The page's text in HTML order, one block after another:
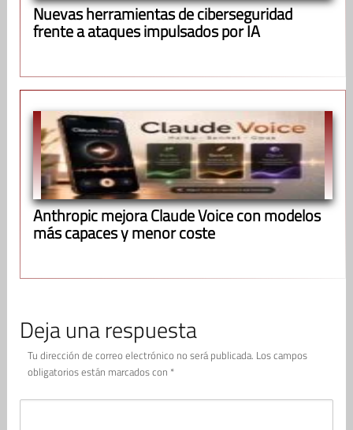
Nuevas herramientas de ciberseguridad
frente a ataques impulsados por IA
Anthropic mejora Claude Voice con modelos
más capaces y menor coste
Deja una respuesta
Tu dirección de correo electrónico no será publicada. Los campos
obligatorios están marcados con *